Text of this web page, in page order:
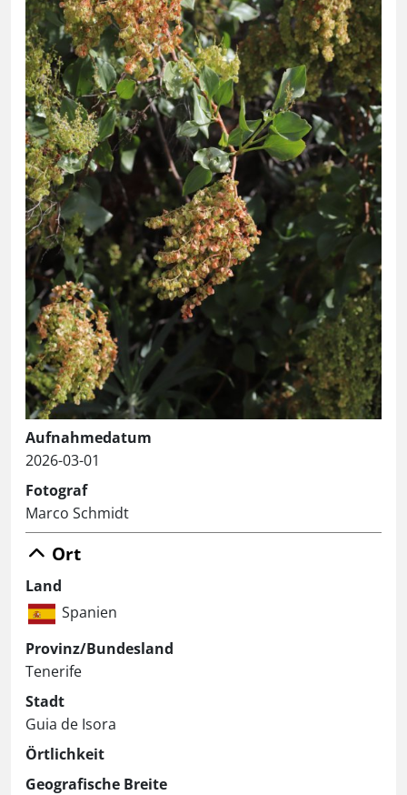
Aufnahmedatum
2026-03-01
Fotograf
Marco Schmidt
Ort
Land
Spanien
Provinz/Bundesland
Tenerife
Stadt
Guia de Isora
Örtlichkeit
Geografische Breite